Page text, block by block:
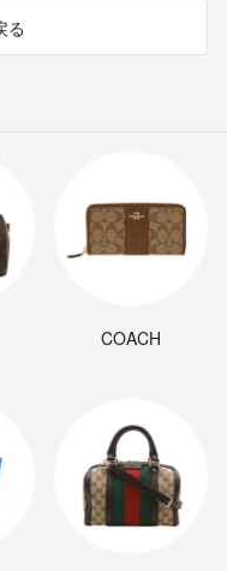
る
COACH